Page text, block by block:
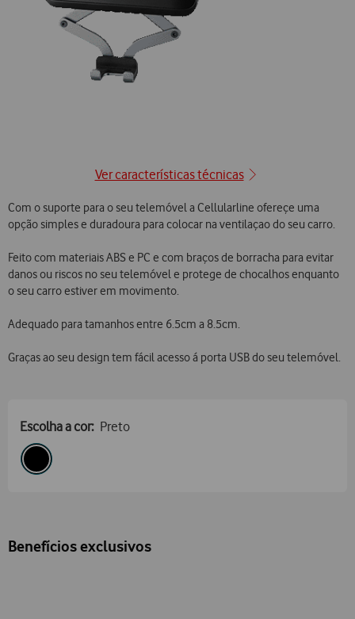
Ver características técnicas
Com o suporte para o seu telemóvel a Cellularline ofereçe uma
opção simples e duradoura para colocar na ventilaçao do seu carro.
Feito com materiais ABS e PC e com braços de borracha para evitar
danos ou riscos no seu telemóvel e protege de chocalhos enquanto
o seu carro estiver em movimento.
Adequado para tamanhos entre 6.5cm a 8.5cm.
Graças ao seu design tem fácil acesso á porta USB do seu telemóvel.
Escolha a cor: Preto
Benefícios exclusivos